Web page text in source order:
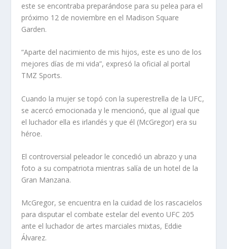
este se encontraba preparándose para su pelea para el
próximo 12 de noviembre en el Madison Square
Garden.
“Aparte del nacimiento de mis hijos, este es uno de los
mejores días de mi vida”, expresó la oficial al portal
TMZ Sports.
Cuando la mujer se topó con la superestrella de la UFC,
se acercó emocionada y le mencionó, que al igual que
el luchador ella es irlandés y que él (McGregor) era su
héroe.
El controversial peleador le concedió un abrazo y una
foto a su compatriota mientras salía de un hotel de la
Gran Manzana.
McGregor, se encuentra en la cuidad de los rascacielos
para disputar el combate estelar del evento UFC 205
ante el luchador de artes marciales mixtas, Eddie
Álvarez.